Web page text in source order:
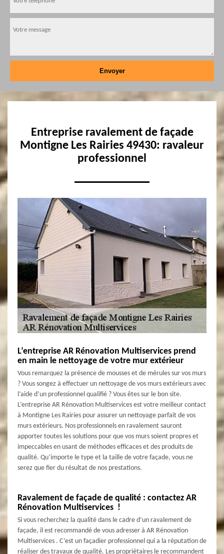
Entreprise ravalement de façade
Montigne Les Rairies 49430: ravaleur
professionnel
L’entreprise AR Rénovation Multiservices prend
en main le nettoyage de votre mur extérieur
Vous remarquez la présence de mousses et de mérules sur vos murs
? Vous songez à effectuer un nettoyage de vos murs extérieurs avec
l’aide d’un professionnel qualifié ? Vous êtes sur le bon site.
L’entreprise AR Rénovation Multiservices est votre meilleur contact
à Montigne Les Rairies pour assurer un nettoyage parfait de vos
murs extérieurs. Nos professionnels en ravalement sauront
apporter toutes les solutions pour que vos murs soient propres et
impeccables en usant de méthodes efficaces et des produits de
qualité. Qu’importe le type et la taille de votre façade, vous ne
serez que fier du résultat de nos prestations.
Ravalement de façade de qualité : contactez AR
Rénovation Multiservices !
Si vous recherchez la qualité dans le cadre d’un ravalement de
façade, il est recommandé de vous adresser à AR Rénovation
Multiservices . C’est un façadier professionnel qui a la réputation de
réaliser des travaux de qualité. Les propriétaires le recommandent